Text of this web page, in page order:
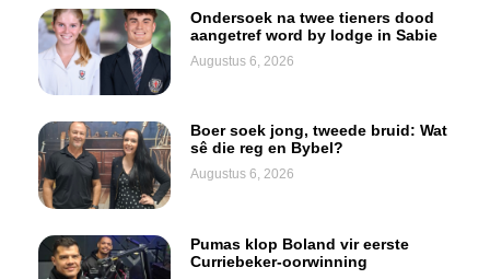
Ondersoek na twee tieners dood
aangetref word by lodge in Sabie
Augustus 6, 2026
Boer soek jong, tweede bruid: Wat
sê die reg en Bybel?
Augustus 6, 2026
Pumas klop Boland vir eerste
Curriebeker-oorwinning